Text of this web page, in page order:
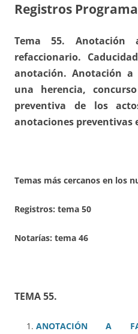
Registros
Tema 55. Anotación
refaccionario.
anotación. Anotación a
una herencia,
preventiva de los
anotaciones
Temas más cercanos en los
Registros: tema 50
Notarías: tema 46
TEMA 55.
ANOTACIÓN A